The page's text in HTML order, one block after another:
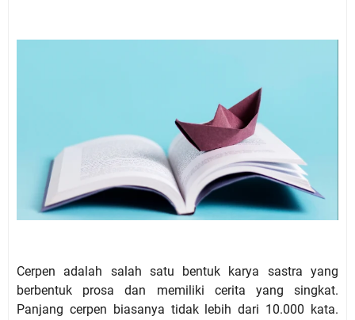
Cerpen adalah salah satu bentuk karya sastra yang
berbentuk prosa dan memiliki cerita yang singkat.
Panjang cerpen biasanya tidak lebih dari 10.000 kata.